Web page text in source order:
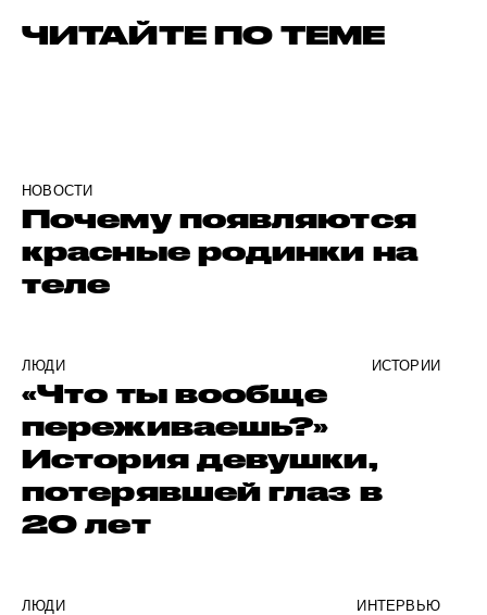
ЧИТАЙТЕ ПО ТЕМЕ
НОВОСТИ
Почему появляются
красные родинки на
теле
ЛЮДИ ИСТОРИИ
«Что ты вообще
переживаешь?»
История девушки,
потерявшей глаз в
20 лет
ЛЮДИ ИНТЕРВЬЮ